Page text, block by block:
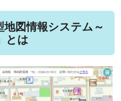
地図情報システム～
とは